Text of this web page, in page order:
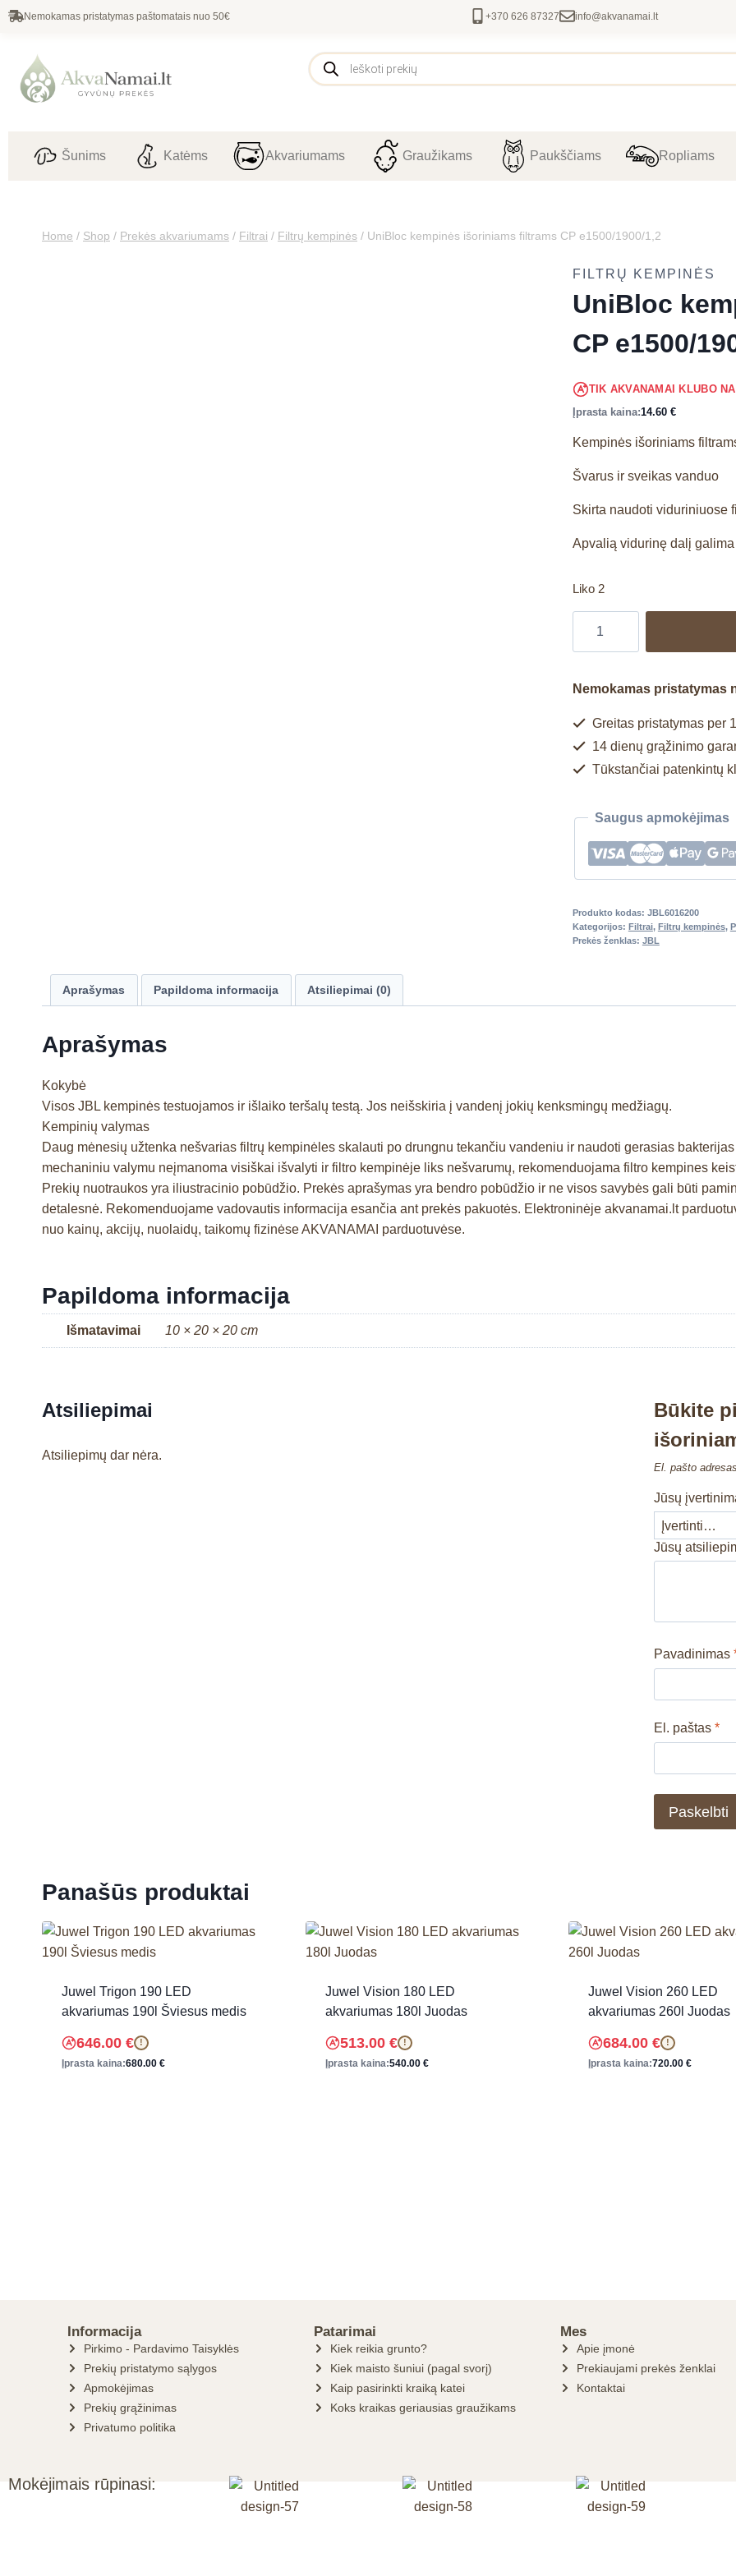
Nemokamas pristatymas paštomatais nuo 50€ +370 626 87327 info@akvanamai.lt
Šunims Katėms Akvariumams Graužikams Paukščiams Ropliams
Home / Shop / Prekės akvariumams / Filtrai / Filtrų kempinės / UniBloc kempinės išoriniams filtrams CP e1500/1900/1,2
FILTRŲ KEMPINĖS
UniBloc
CP e1500/
TIK AKVANAMAI KLUBO
Įprasta kaina:14.60 €
Kempinės išoriniams
Švarus ir sveikas vanduo
Skirta naudoti viduriniuose
Apvalią vidurinę dalį
Liko 2
Nemokamas pristatymas
Greitas pristatymas per
14 dienų grąžinimo
Tūkstančiai patenkintų
Saugus apmokėjimas
Produkto kodas: JBL6016200
Kategorijos: Filtrai, Filtrų kempinės,
Prekės ženklas: JBL
Aprašymas Papildoma informacija Atsiliepimai (0)
Aprašymas
Kokybė
Visos JBL kempinės testuojamos ir išlaiko teršalų testą. Jos neišskiria į vandenį jokių kenksmingų medžiagų.
Kempinių valymas
Daug mėnesių užtenka nešvarias filtrų kempinėles skalauti po drungnu tekančiu vandeniu ir naudoti gerasias
mechaniniu valymu neįmanoma visiškai išvalyti ir filtro kempinėje liks nešvarumų, rekomenduojama filtro kempines
Prekių nuotraukos yra iliustracinio pobūdžio. Prekės aprašymas yra bendro pobūdžio ir ne visos savybės gali būti
detalesnė. Rekomenduojame vadovautis informacija esančia ant prekės pakuotės. Elektroninėje akvanamai.lt
nuo kainų, akcijų, nuolaidų, taikomų fizinėse AKVANAMAI parduotuvėse.
Papildoma informacija
Išmatavimai 10 × 20 × 20 cm
Atsiliepimai
Atsiliepimų dar nėra.
Būkite
El. pašto
Jūsų
Jūsų
Pavadinimas
El. paštas*
Panašūs produktai
Juwel Trigon 190 LED
akvariumas 190l Šviesus medis
646.00 € !
Įprasta kaina:680.00 €
Juwel Vision 180 LED
akvariumas 180l Juodas
513.00 € !
Įprasta kaina:540.00 €
Juwel Vision 260 LED
akvariumas 260l Juodas
684.00 € !
Įprasta kaina:720.00 €
Informacija
Pirkimo - Pardavimo Taisyklės
Prekių pristatymo sąlygos
Apmokėjimas
Prekių grąžinimas
Privatumo politika
Patarimai
Kiek reikia grunto?
Kiek maisto šuniui (pagal svorį)
Kaip pasirinkti kraiką katei
Koks kraikas geriausias graužikams
Mes
Apie įmonė
Prekiaujami prekės ženklai
Kontaktai
Mokėjimais rūpinasi: